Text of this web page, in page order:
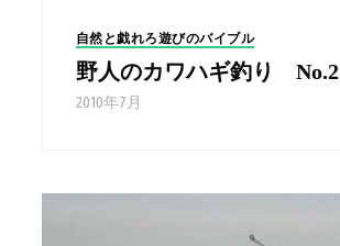
自然と戯れろ遊びのバイブル
野人のカワハギ釣り No.2
2010年7月